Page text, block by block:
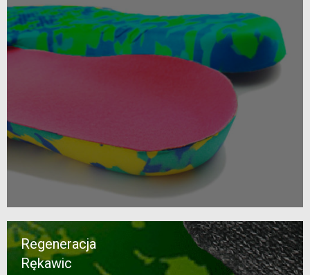
Regeneracja
Rękawic